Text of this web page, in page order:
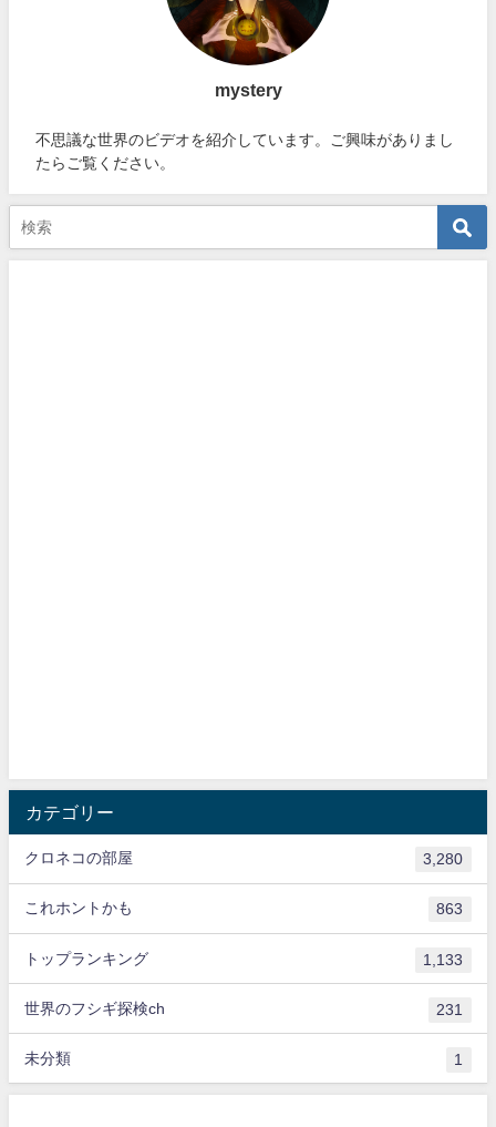
mystery
不思議な世界のビデオを紹介しています。ご興味がありまし
たらご覧ください。
カテゴリー
クロネコの部屋 3,280
これホントかも 863
トップランキング 1,133
世界のフシギ探検ch 231
未分類 1